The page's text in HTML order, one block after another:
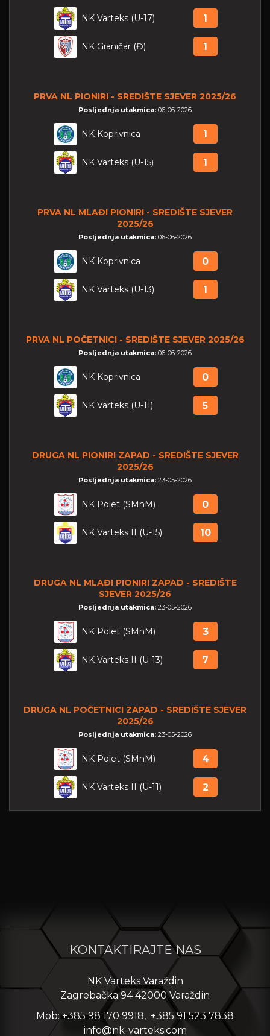
NK Varteks (U-17) 1
NK Graničar (Đ) 1
PRVA NL PIONIRI - SREDIŠTE SJEVER 2025/26
Posljednja utakmica: 06-06-2026
NK Koprivnica 1
NK Varteks (U-15) 1
PRVA NL MLAĐI PIONIRI - SREDIŠTE SJEVER
2025/26
Posljednja utakmica: 06-06-2026
NK Koprivnica 0
NK Varteks (U-13) 1
PRVA NL POČETNICI - SREDIŠTE SJEVER 2025/26
Posljednja utakmica: 06-06-2026
NK Koprivnica 0
NK Varteks (U-11) 5
DRUGA NL PIONIRI ZAPAD - SREDIŠTE SJEVER
2025/26
Posljednja utakmica: 23-05-2026
NK Polet (SMnM) 0
NK Varteks II (U-15) 10
DRUGA NL MLAĐI PIONIRI ZAPAD - SREDIŠTE
SJEVER 2025/26
Posljednja utakmica: 23-05-2026
NK Polet (SMnM) 3
NK Varteks II (U-13) 7
DRUGA NL POČETNICI ZAPAD - SREDIŠTE SJEVER
2025/26
Posljednja utakmica: 23-05-2026
NK Polet (SMnM) 4
NK Varteks II (U-11) 2
KONTAKTIRAJTE NAS
NK Varteks Varaždin
Zagrebačka 94 42000 Varaždin
Mob: +385 98 170 9918, +385 91 523 7838
info@nk-varteks.com